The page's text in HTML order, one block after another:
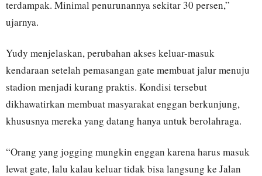
terdampak. Minimal penurunannya sekitar 30 persen,”
ujarnya.
Yudy menjelaskan, perubahan akses keluar-masuk
kendaraan setelah pemasangan gate membuat jalur menuju
stadion menjadi kurang praktis. Kondisi tersebut
dikhawatirkan membuat masyarakat enggan berkunjung,
khususnya mereka yang datang hanya untuk berolahraga.
“Orang yang jogging mungkin enggan karena harus masuk
lewat gate, lalu kalau keluar tidak bisa langsung ke Jalan